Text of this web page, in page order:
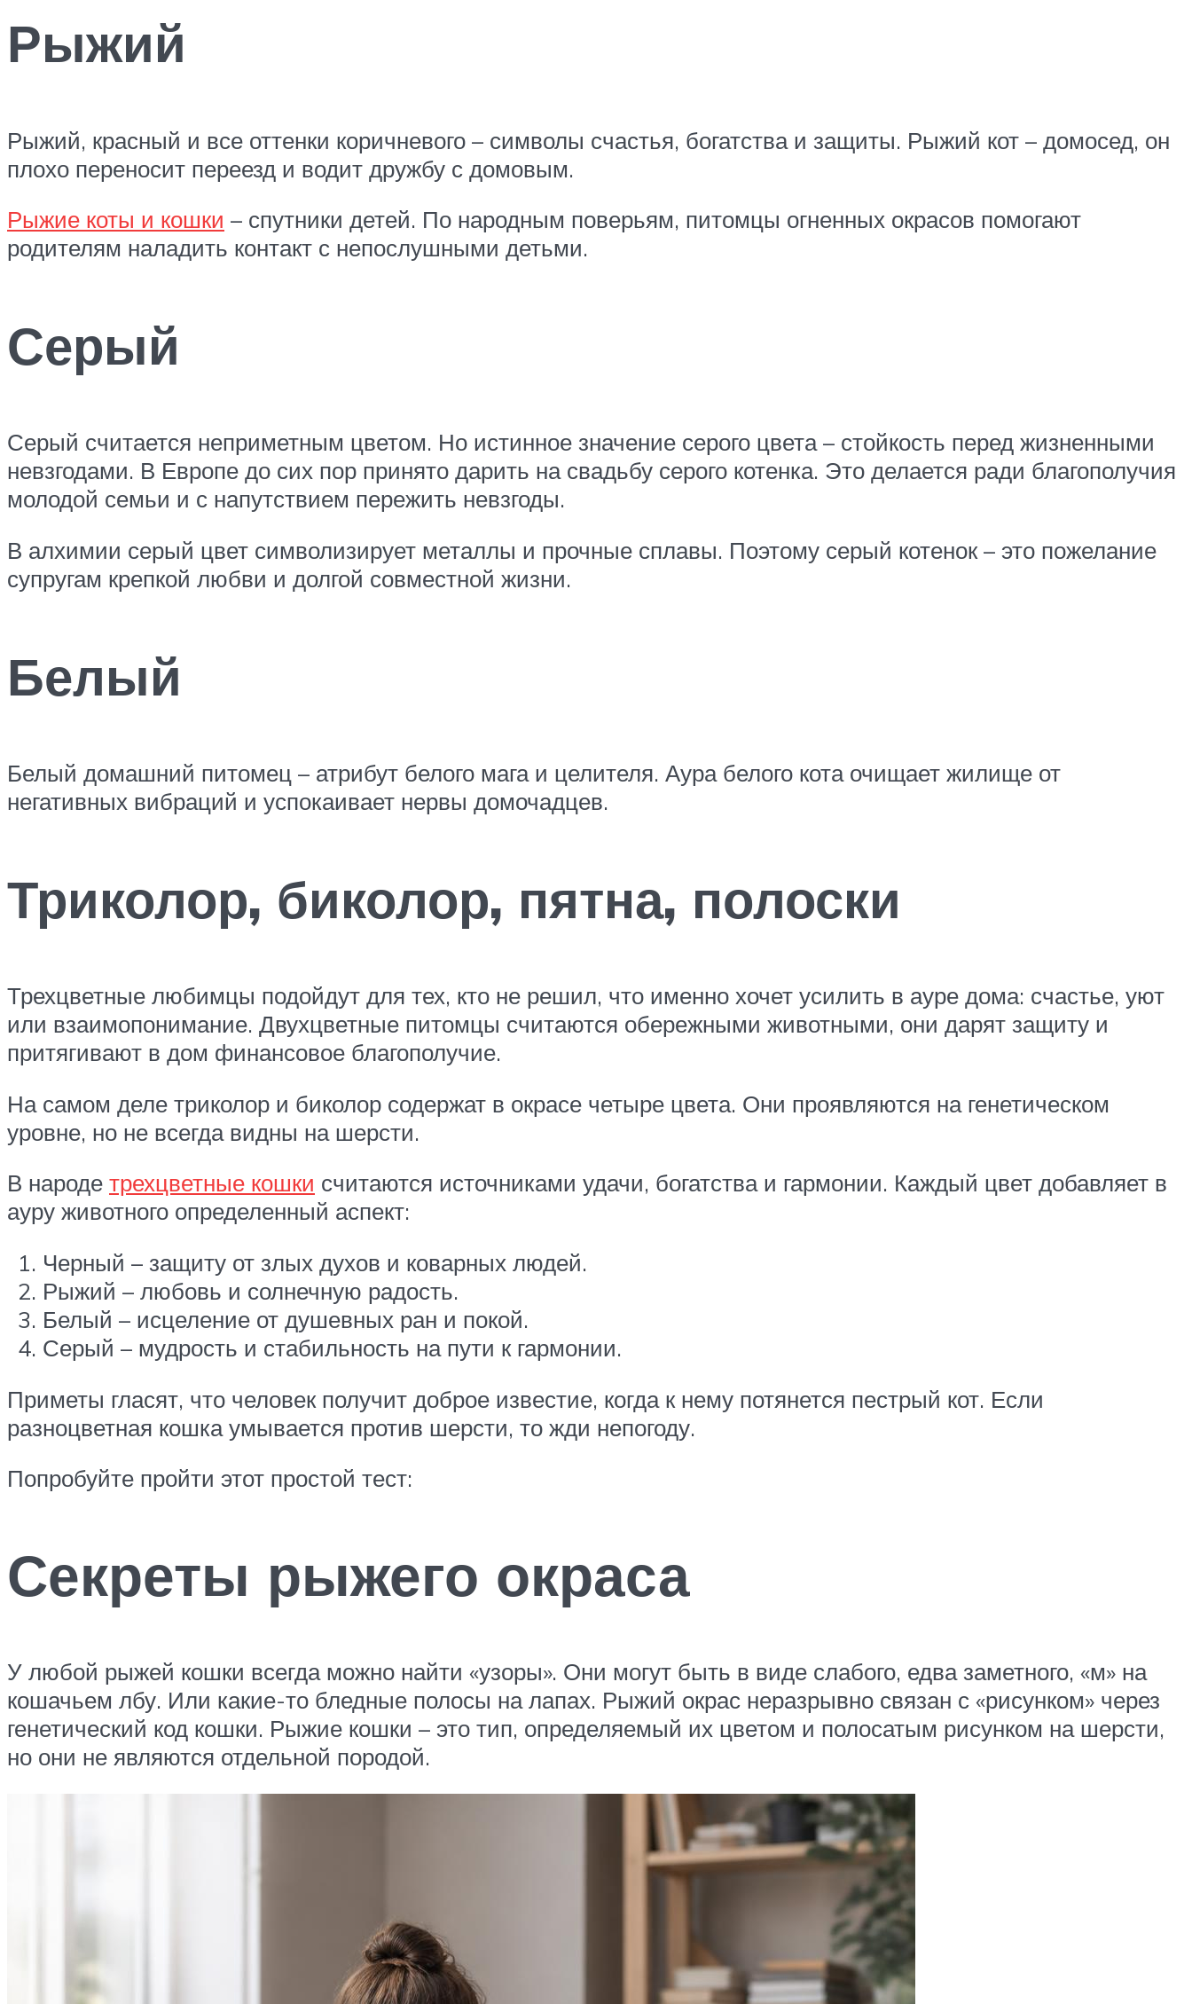
Рыжий
Рыжий, красный и все оттенки коричневого – символы счастья, богатства и защиты. Рыжий кот – домосед, он
плохо переносит переезд и водит дружбу с домовым.
Рыжие коты и кошки – спутники детей. По народным поверьям, питомцы огненных окрасов помогают
родителям наладить контакт с непослушными детьми.
Серый
Серый считается неприметным цветом. Но истинное значение серого цвета – стойкость перед жизненными
невзгодами. В Европе до сих пор принято дарить на свадьбу серого котенка. Это делается ради благополучия
молодой семьи и с напутствием пережить невзгоды.
В алхимии серый цвет символизирует металлы и прочные сплавы. Поэтому серый котенок – это пожелание
супругам крепкой любви и долгой совместной жизни.
Белый
Белый домашний питомец – атрибут белого мага и целителя. Аура белого кота очищает жилище от
негативных вибраций и успокаивает нервы домочадцев.
Триколор, биколор, пятна, полоски
Трехцветные любимцы подойдут для тех, кто не решил, что именно хочет усилить в ауре дома: счастье, уют
или взаимопонимание. Двухцветные питомцы считаются обережными животными, они дарят защиту и
притягивают в дом финансовое благополучие.
На самом деле триколор и биколор содержат в окрасе четыре цвета. Они проявляются на генетическом
уровне, но не всегда видны на шерсти.
В народе трехцветные кошки считаются источниками удачи, богатства и гармонии. Каждый цвет добавляет в
ауру животного определенный аспект:
Черный – защиту от злых духов и коварных людей.
Рыжий – любовь и солнечную радость.
Белый – исцеление от душевных ран и покой.
Серый – мудрость и стабильность на пути к гармонии.
Приметы гласят, что человек получит доброе известие, когда к нему потянется пестрый кот. Если
разноцветная кошка умывается против шерсти, то жди непогоду.
Попробуйте пройти этот простой тест:
Секреты рыжего окраса
У любой рыжей кошки всегда можно найти «узоры». Они могут быть в виде слабого, едва заметного, «м» на
кошачьем лбу. Или какие-то бледные полосы на лапах. Рыжий окрас неразрывно связан с «рисунком» через
генетический код кошки. Рыжие кошки – это тип, определяемый их цветом и полосатым рисунком на шерсти,
но они не являются отдельной породой.